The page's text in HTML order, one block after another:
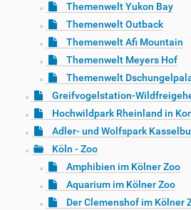
Themenwelt Yukon Bay
Themenwelt Outback
Themenwelt Afi Mountain
Themenwelt Meyers Hof
Themenwelt
Greifvogelstation-
Hochwildpark Rheinland in
Adler- und Wolfspark
Köln - Zoo
Amphibien im Kölner Zoo
Aquarium im Kölner Zoo
Der Clemenshof im Kölner